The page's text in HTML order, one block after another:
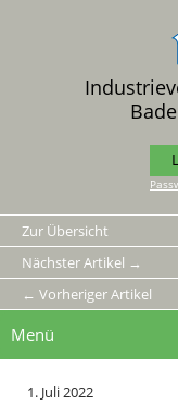
Zur Übersicht
Nächster Artikel →
← Vorheriger Artikel
Menü
1. Juli 2022